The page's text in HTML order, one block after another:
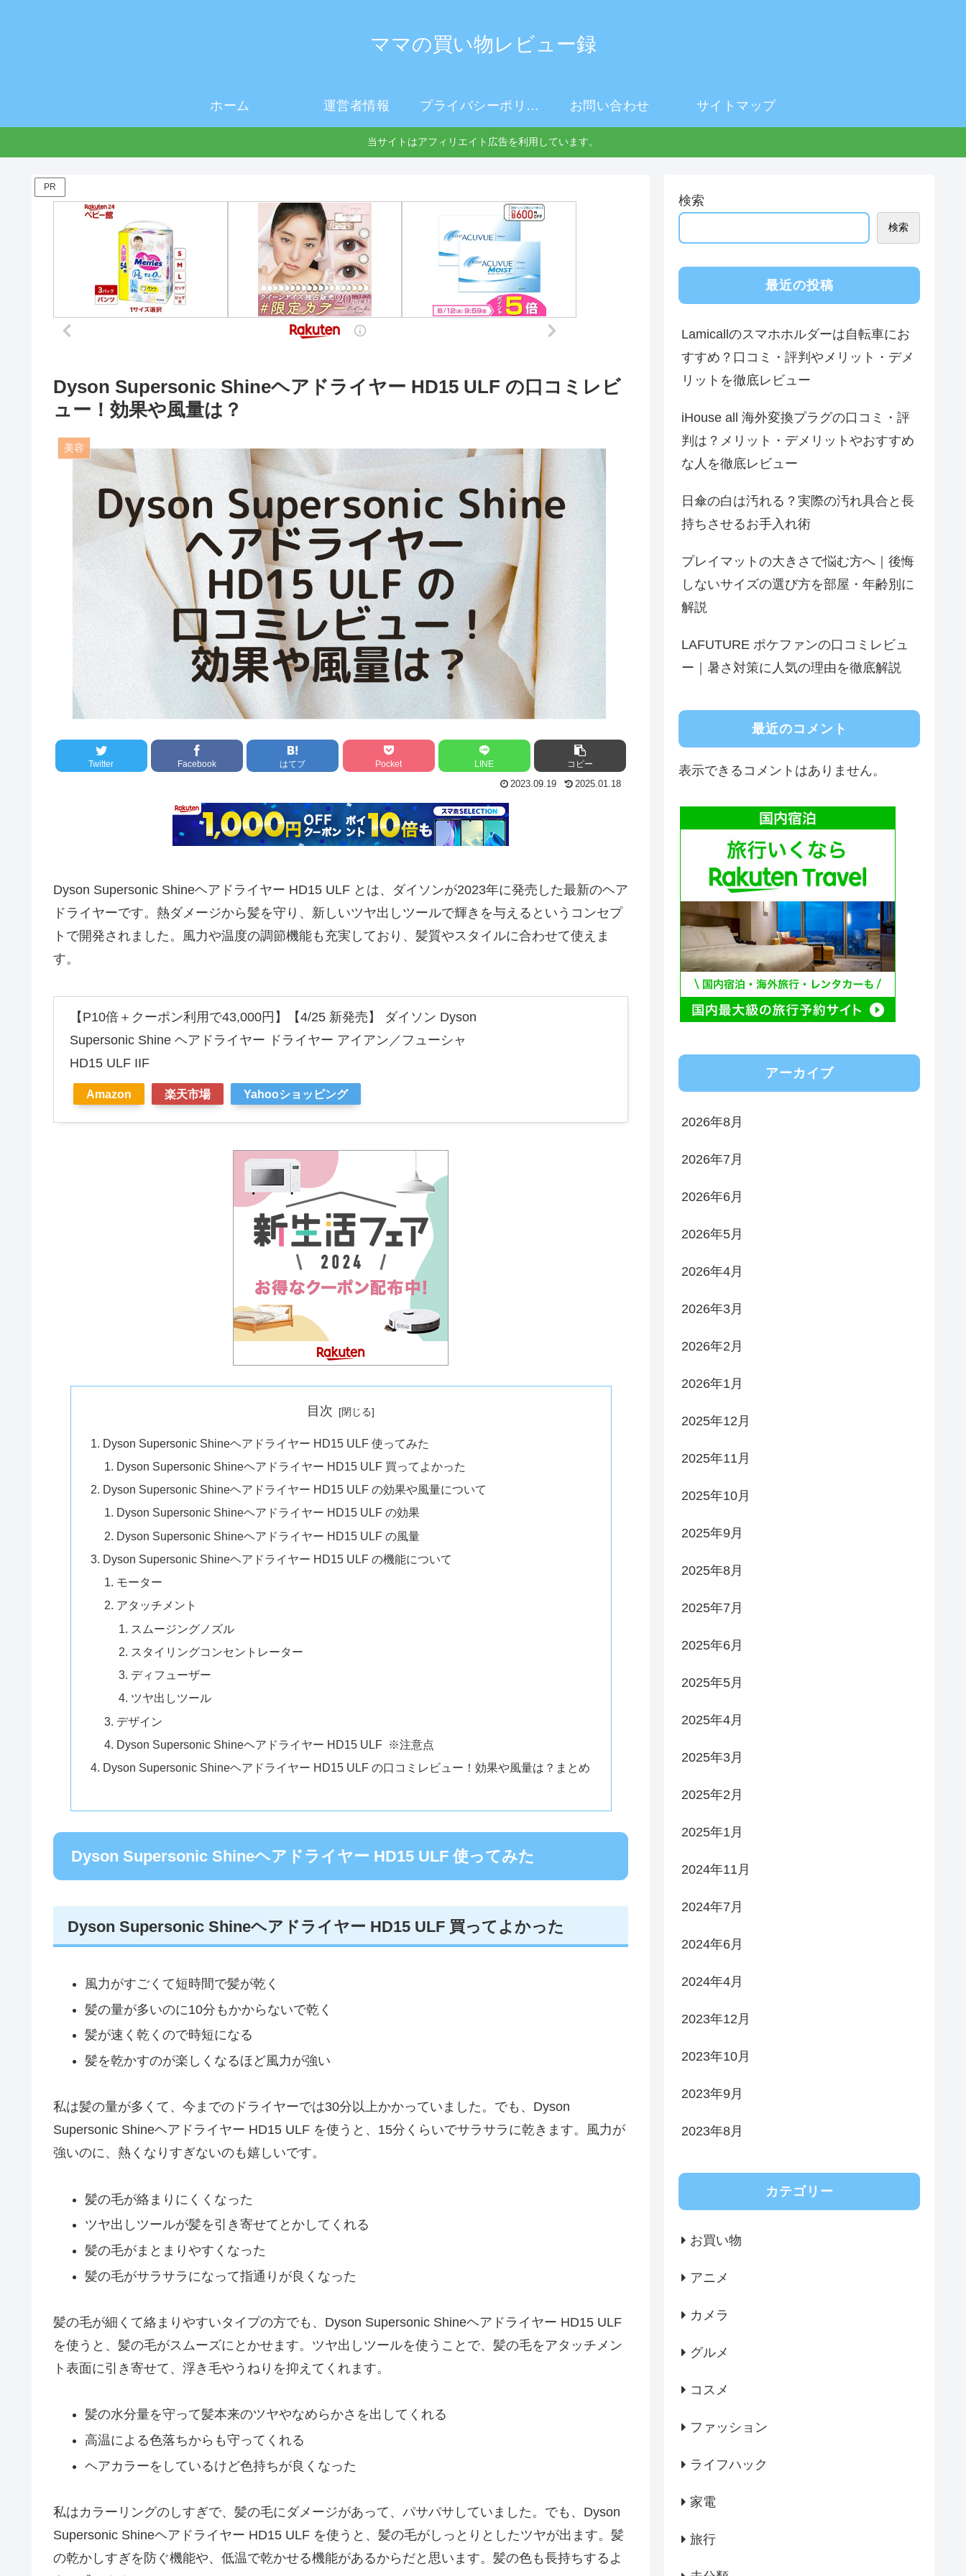
ママの買い物レビュー録
ホーム 運営者情報 プライバシーポリシー お問い合わせ サイトマップ
当サイトはアフィリエイト広告を利用しています。
PR
Dyson Supersonic Shineヘアドライヤー HD15 ULF の口コミレビ
ュー！効果や風量は？
美容
Twitter Facebook はてブ Pocket LINE コピー
2023.09.19 2025.01.18
Dyson Supersonic Shineヘアドライヤー HD15 ULF とは、ダイソンが2023年に発売した最新のヘア
ドライヤーです。熱ダメージから髪を守り、新しいツヤ出しツールで輝きを与えるというコンセプ
トで開発されました。風力や温度の調節機能も充実しており、髪質やスタイルに合わせて使えま
す。
【P10倍＋クーポン利用で43,000円】【4/25 新発売】 ダイソン Dyson
Supersonic Shine ヘアドライヤー ドライヤー アイアン／フューシャ
HD15 ULF IIF
Amazon 楽天市場 Yahooショッピング
目次
Dyson Supersonic Shineヘアドライヤー HD15 ULF 使ってみた
Dyson Supersonic Shineヘアドライヤー HD15 ULF 買ってよかった
Dyson Supersonic Shineヘアドライヤー HD15 ULF の効果や風量について
Dyson Supersonic Shineヘアドライヤー HD15 ULF の効果
Dyson Supersonic Shineヘアドライヤー HD15 ULF の風量
Dyson Supersonic Shineヘアドライヤー HD15 ULF の機能について
モーター
アタッチメント
スムージングノズル
スタイリングコンセントレーター
ディフューザー
ツヤ出しツール
デザイン
Dyson Supersonic Shineヘアドライヤー HD15 ULF ※注意点
Dyson Supersonic Shineヘアドライヤー HD15 ULF の口コミレビュー！効果や風量は？まとめ
Dyson Supersonic Shineヘアドライヤー HD15 ULF 使ってみた
Dyson Supersonic Shineヘアドライヤー HD15 ULF 買ってよかった
風力がすごくて短時間で髪が乾く
髪の量が多いのに10分もかからないで乾く
髪が速く乾くので時短になる
髪を乾かすのが楽しくなるほど風力が強い
私は髪の量が多くて、今までのドライヤーでは30分以上かかっていました。でも、Dyson
Supersonic Shineヘアドライヤー HD15 ULF を使うと、15分くらいでサラサラに乾きます。風力が
強いのに、熱くなりすぎないのも嬉しいです。
髪の毛が絡まりにくくなった
ツヤ出しツールが髪を引き寄せてとかしてくれる
髪の毛がまとまりやすくなった
髪の毛がサラサラになって指通りが良くなった
髪の毛が細くて絡まりやすいタイプの方でも、Dyson Supersonic Shineヘアドライヤー HD15 ULF
を使うと、髪の毛がスムーズにとかせます。ツヤ出しツールを使うことで、髪の毛をアタッチメン
ト表面に引き寄せて、浮き毛やうねりを抑えてくれます。
髪の水分量を守って髪本来のツヤやなめらかさを出してくれる
高温による色落ちからも守ってくれる
ヘアカラーをしているけど色持ちが良くなった
私はカラーリングのしすぎで、髪の毛にダメージがあって、パサパサしていました。でも、Dyson
Supersonic Shineヘアドライヤー HD15 ULF を使うと、髪の毛がしっとりとしたツヤが出ます。髪
の乾かしすぎを防ぐ機能や、低温で乾かせる機能があるからだと思います。髪の色も長持ちするよ
検索
検索
最近の投稿
Lamicallのスマホホルダーは自転車にお
すすめ？口コミ・評判やメリット・デメ
リットを徹底レビュー
iHouse all 海外変換プラグの口コミ・評
判は？メリット・デメリットやおすすめ
な人を徹底レビュー
日傘の白は汚れる？実際の汚れ具合と長
持ちさせるお手入れ術
プレイマットの大きさで悩む方へ｜後悔
しないサイズの選び方を部屋・年齢別に
解説
LAFUTURE ポケファンの口コミレビュ
ー｜暑さ対策に人気の理由を徹底解説
最近のコメント
表示できるコメントはありません。
アーカイブ
2026年8月
2026年7月
2026年6月
2026年5月
2026年4月
2026年3月
2026年2月
2026年1月
2025年12月
2025年11月
2025年10月
2025年9月
2025年8月
2025年7月
2025年6月
2025年5月
2025年4月
2025年3月
2025年2月
2025年1月
2024年11月
2024年7月
2024年6月
2024年4月
2023年12月
2023年10月
2023年9月
2023年8月
カテゴリー
お買い物
アニメ
カメラ
グルメ
コスメ
ファッション
ライフハック
家電
旅行